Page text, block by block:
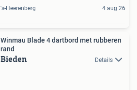
's-Heerenberg 4 aug 26
Winmau Blade 4 dartbord met rubberen
rand
Bieden Details